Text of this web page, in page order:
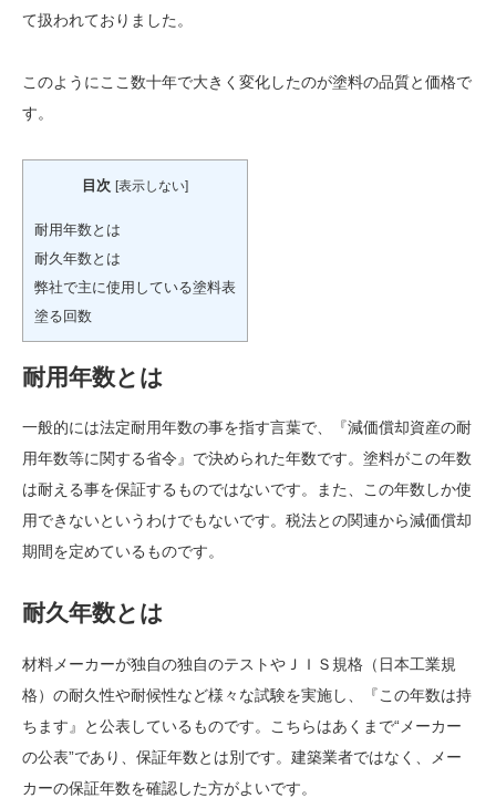
て扱われておりました。
このようにここ数十年で大きく変化したのが塗料の品質と価格で
す。
目次 [表示しない]
耐用年数とは
耐久年数とは
弊社で主に使用している塗料表
塗る回数
耐用年数とは
一般的には法定耐用年数の事を指す言葉で、『減価償却資産の耐
用年数等に関する省令』で決められた年数です。塗料がこの年数
は耐える事を保証するものではないです。また、この年数しか使
用できないというわけでもないです。税法との関連から減価償却
期間を定めているものです。
耐久年数とは
材料メーカーが独自の独自のテストや ＪＩＳ規格（日本工業規
格）の耐久性や耐候性など様々な試験を実施し、『この年数は持
ちます』と公表しているものです。こちらはあくまで“メーカー
の公表”であり、保証年数とは別です。建築業者ではなく、メー
カーの保証年数を確認した方がよいです。